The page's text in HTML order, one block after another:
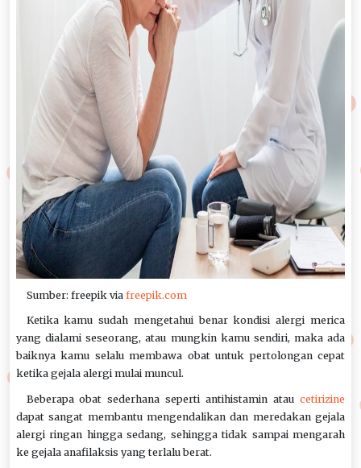
Sumber: freepik via freepik.com
Ketika kamu sudah mengetahui benar kondisi alergi merica
yang dialami seseorang, atau mungkin kamu sendiri, maka ada
baiknya kamu selalu membawa obat untuk pertolongan cepat
ketika gejala alergi mulai muncul.
Beberapa obat sederhana seperti antihistamin atau cetirizine
dapat sangat membantu mengendalikan dan meredakan gejala
alergi ringan hingga sedang, sehingga tidak sampai mengarah
ke gejala anafilaksis yang terlalu berat.